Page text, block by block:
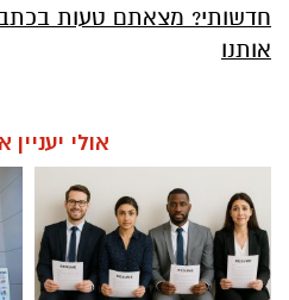
חדשותי? מצאתם טעות
אותנו
אולי יעניין